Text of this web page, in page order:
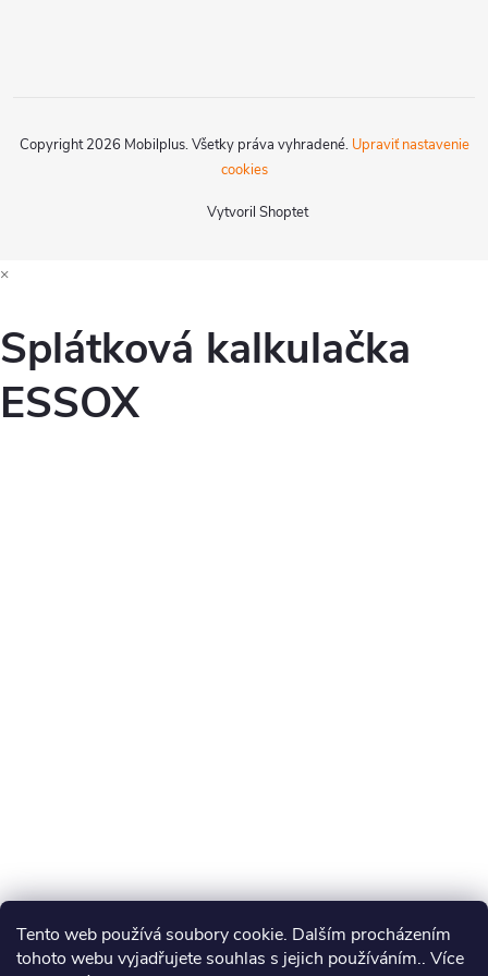
Tento web používá soubory cookie. Dalším procházením
tohoto webu vyjadřujete souhlas s jejich používáním.. Více
Vytvoril Shoptet
Copyright 2026 Mobilplus. Všetky práva vyhradené. Upraviť nastavenie
cookies
×
Splátková kalkulačka
ESSOX